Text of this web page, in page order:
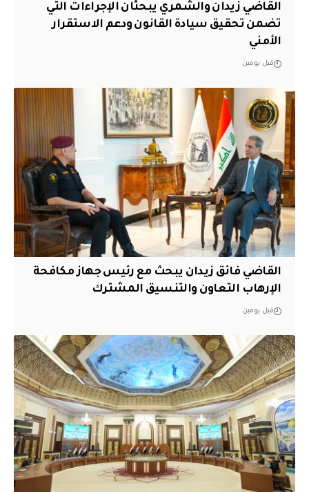
القاضي زيدان والشمري يبحثان الإجراءات التي
تضمن تحقيق سيادة القانون ودعم الاستقرار
الأمني
قبل يومين
القاضي فائق زيدان يبحث مع رئيس جهاز مكافحة
الإرهاب التعاون والتنسيق المشترك
قبل يومين